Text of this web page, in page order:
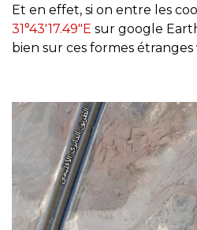
Et en effet, si on entre les
31°43'17.49"E sur google
bien sur ces formes